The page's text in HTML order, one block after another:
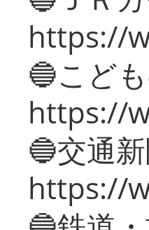
https://
🔵こど
https://
🔵交通
https://